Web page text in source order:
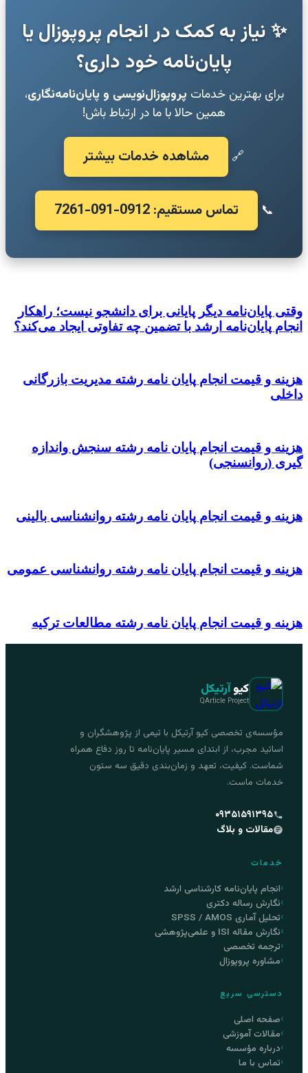
✨ نیاز به کمک در انجام پروپوزال یا
پایان‌نامه خود داری؟
برای بهترین خدمات پروپوزال‌نویسی و پایان‌نامه‌نگاری،
همین حالا با ما در ارتباط باش!
🔗 مشاهده خدمات بیشتر
📞 تماس مستقیم: 0912-091-7261
وقتی پایان‌نامه دیگر پایانی برای دانشجو نیست؛ راهکار
انجام پایان‌نامه ارشد با تضمین چه تفاوتی ایجاد می‌کند؟
هزینه و قیمت انجام پایان نامه رشته مدیریت بازرگانی
داخلی
هزینه و قیمت انجام پایان نامه رشته سنجش واندازه
گیری (روانسنجی)
هزینه و قیمت انجام پایان نامه رشته روانشناسی بالینی
هزینه و قیمت انجام پایان نامه رشته روانشناسی عمومی
هزینه و قیمت انجام پایان نامه رشته مطالعات ترکیه
کیوآرتیکل
QArticle Project
مؤسسه‌ی تخصصی کیو آرتیکل با تیمی از پژوهشگران و
اساتید مجرب، از ابتدای مسیر پایان‌نامه تا روز دفاع همراه
شماست. کیفیت، تعهد و زمان‌بندی دقیق سه ستون
خدمات ماست.
۰۹۳۵۱۵۹۱۳۹۵
مقالات و بلاگ
خدمات
انجام پایان‌نامه کارشناسی ارشد
نگارش رساله دکتری
تحلیل آماری SPSS / AMOS
نگارش مقاله ISI و علمی‌پژوهشی
ترجمه تخصصی
مشاوره پروپوزال
دسترسی سریع
صفحه اصلی
مقالات آموزشی
درباره مؤسسه
تماس با ما